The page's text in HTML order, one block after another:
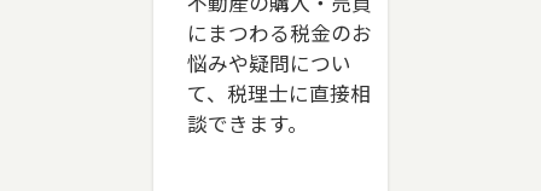
成増店を移転しました。板橋区（一部）・練馬
区（一部）・和光市・志木市・新座市・ふじみ
野市・富士見市・川越市でお住まいのご売却、
ご購入をご検討の方は、是非ご相談ください。
にまつわる税金のお
悩みや疑問につい
て、税理士に直接相
談できます。